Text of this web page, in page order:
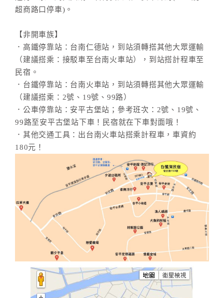
超商路口停車)。
【非開車族】
．高鐵停靠站：台南仁德站，到站須轉搭其他大眾運輸
（建議搭乘：接駁車至台南火車站），到站搭計程車至
民宿。
．台鐵停靠站：台南火車站，到站須轉搭其他大眾運輸
（建議搭乘：2號、19號、99路）
．公車停靠站：安平古堡站；參考班次：2號、19號、
99路至安平古堡站下車！民宿就在下車對面哦！
．其他交通工具：出台南火車站搭乘計程車，車資約
180元！